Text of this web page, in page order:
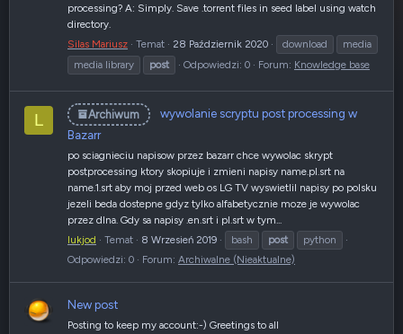
processing? A: Simply. Save .torrent files in seed label using watch
directory.
Silas Mariusz
Temat 28 Październik 2020 download
media
media library
post Odpowiedzi: 0 Forum: Knowledge base
L Archiwum
wywolanie scryptu post processing w
Bazarr
po sciagnieciu napisow przez bazarr chce wywolac skrypt
postprocessing ktory skopiuje i zmieni napisy name.pl.srt na
name.1.srt aby moj przed web os LG TV wyswietlil napisy po polsku
jezeli beda dostepne gdyz tylko alfabetycznie moze je wywolac
przez dlna. Gdy sa napisy .en.srt i pl.srt w tym...
lukjod
Temat 8 Wrzesień 2019 bash post
python
Odpowiedzi: 0
Forum: Archiwalne (Nieaktualne)
New post
Posting to keep my account:-) Greetings to all